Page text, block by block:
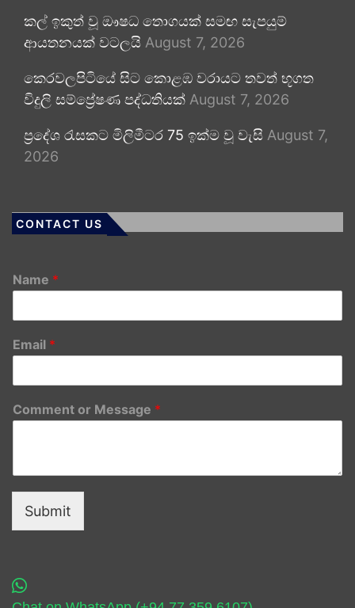
කල් ඉකුත් වූ ඖෂධ තොගයක් සමඟ සැපයුම්
ආයතනයක් වටලයි August 7, 2026
කෙරවලපිටියේ සිට කොළඹ වරායට තවත් භූගත
විදුලි සම්ප්‍රේෂණ පද්ධතියක් August 7, 2026
ප්‍රදේශ රැසකට මිලිමීටර 75 ඉක්ම වූ වැසි August 7,
2026
CONTACT US
Name *
Email *
Comment or Message *
Submit